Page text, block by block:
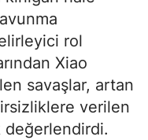
rol
Xiao
savaşlar, artan
verilen
değerlendirdi.